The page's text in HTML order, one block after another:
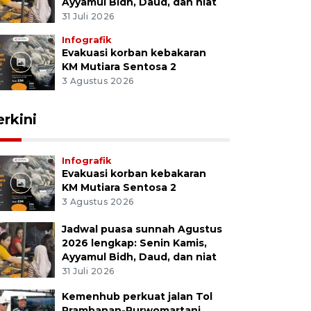
31 Juli 2026
Infografik
Evakuasi korban kebakaran
KM Mutiara Sentosa 2
3 Agustus 2026
Infografik
Evakuasi korban kebakaran
KM Mutiara Sentosa 2
3 Agustus 2026
Jadwal puasa sunnah Agustus
2026 lengkap: Senin Kamis,
Ayyamul Bidh, Daud, dan niat
31 Juli 2026
Kemenhub perkuat jalan Tol